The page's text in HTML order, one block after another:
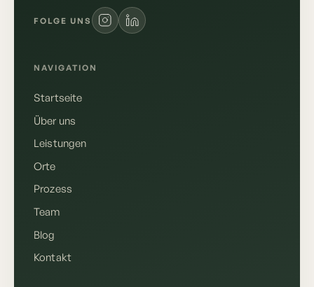
FOLGE UNS
NAVIGATION
Startseite
Über uns
Leistungen
Orte
Prozess
Team
Blog
Kontakt